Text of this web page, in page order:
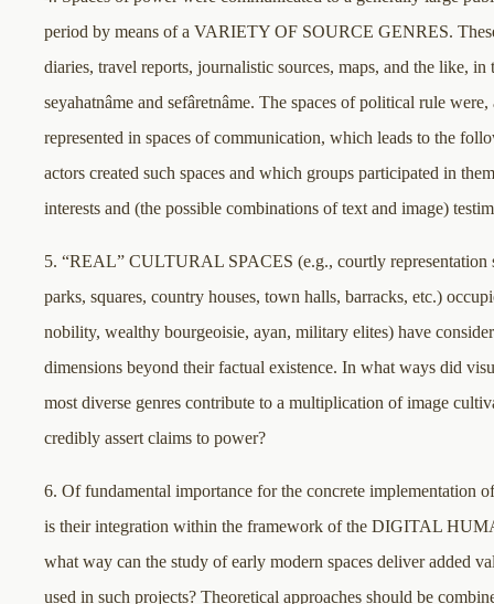
period by means of a VARIETY OF SOURCE GENRES.
diaries, travel reports, journalistic sources, maps, and the like,
seyahatnâme and sefâretnâme. The spaces of political rule were,
represented in spaces of communication, which leads to the
actors created such spaces and which groups participated in
interests and (the possible combinations of text and image)
5. “REAL” CULTURAL SPACES (e.g., courtly representation
parks, squares, country houses, town halls, barracks, etc.)
nobility, wealthy bourgeoisie, ayan, military elites) have
dimensions beyond their factual existence. In what ways did
most diverse genres contribute to a multiplication of image
credibly assert claims to power?
6. Of fundamental importance for the concrete implementation
is their integration within the framework of the DIGITAL
what way can the study of early modern spaces deliver added
used in such projects? Theoretical approaches should be